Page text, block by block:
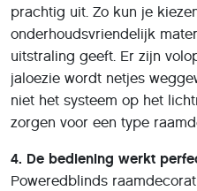
prachtig uit. Zo kun je
onderhoudsvriendelijk
uitstraling geeft. Er zijn
jaloezie wordt netjes
niet het systeem op het
zorgen voor een type
4. De bediening werkt
Poweredblinds